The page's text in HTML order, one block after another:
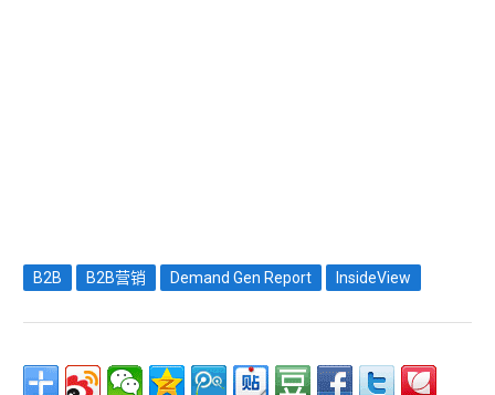
B2B B2B营销 Demand Gen Report InsideView